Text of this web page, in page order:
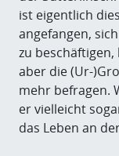
ist eigentlich
angefangen,
zu
aber die (Ur-
mehr befragen.
er vielleicht
das Leben an